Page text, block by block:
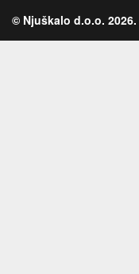
© Njuškalo d.o.o. 2026.